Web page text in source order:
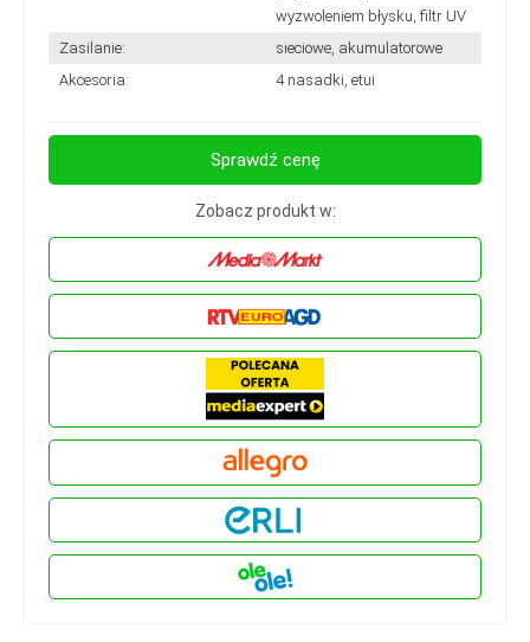
wyzwoleniem błysku, filtr UV
Zasilanie:
sieciowe, akumulatorowe
Akcesoria:
4 nasadki, etui
Sprawdź cenę
Zobacz produkt w: